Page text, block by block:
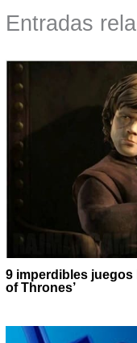
Entradas
9 imperdibles juegos
of Thrones’